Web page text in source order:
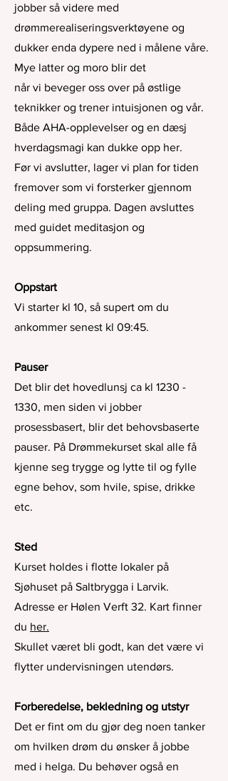
jobber så videre med
drømmerealiseringsverktøyene og
dukker enda dypere ned i målene våre.
Mye latter og moro blir det
når vi beveger oss over på østlige
teknikker og trener intuisjonen og vår.
Både AHA-opplevelser og en dæsj
hverdagsmagi kan dukke opp her.
Før vi avslutter, lager vi plan for tiden
fremover som vi forsterker gjennom
deling med gruppa. Dagen avsluttes
med guidet meditasjon og
oppsummering.
Oppstart
Vi starter kl 10, så supert om du
ankommer senest kl 09:45.
Pauser
Det blir det hovedlunsj ca kl 1230 -
1330, men siden vi jobber
prosessbasert, blir det behovsbaserte
pauser. På Drømmekurset skal alle få
kjenne seg trygge og lytte til og fylle
egne behov, som hvile, spise, drikke
etc.
Sted
Kurset holdes i flotte lokaler på
Sjøhuset på Saltbrygga i Larvik.
Adresse er Hølen Verft 32. Kart finner
du her.
Skullet været bli godt, kan det være vi
flytter undervisningen utendørs.
Forberedelse, bekledning og utstyr
Det er fint om du gjør deg noen tanker
om hvilken drøm du ønsker å jobbe
med i helga. Du behøver også en